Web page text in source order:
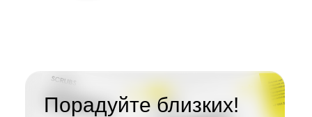
Порадуйте близких!